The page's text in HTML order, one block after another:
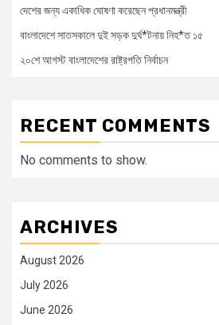
দেশের জন্য একাধিক ঘোষণা করেছেন প্রধানমন্ত্রী
বাংলাদেশে সাতসকালে দুই সড়ক দুর্ঘ*টনায় নিহ*ত ১৫
২০শে আগস্ট বাংলাদেশের রাষ্ট্রপতি নির্বাচন
RECENT COMMENTS
No comments to show.
ARCHIVES
August 2026
July 2026
June 2026